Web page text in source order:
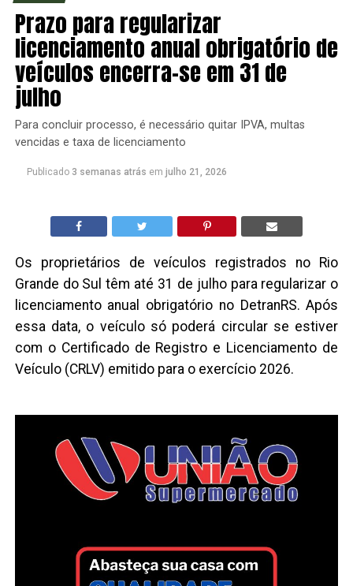
Prazo para regularizar
licenciamento anual obrigatório de
veículos encerra-se em 31 de
julho
Para concluir processo, é necessário quitar IPVA, multas
vencidas e taxa de licenciamento
Publicado 3 semanas atrás em julho 21, 2026
Os proprietários de veículos registrados no Rio
Grande do Sul têm até 31 de julho para regularizar o
licenciamento anual obrigatório no DetranRS. Após
essa data, o veículo só poderá circular se estiver
com o Certificado de Registro e Licenciamento de
Veículo (CRLV) emitido para o exercício 2026.